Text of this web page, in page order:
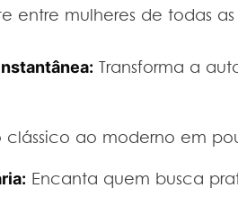
entre mulheres de todas as
Transforma a
clássico ao moderno em
Encanta quem busca